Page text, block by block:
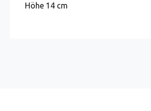
Höhe 14 cm